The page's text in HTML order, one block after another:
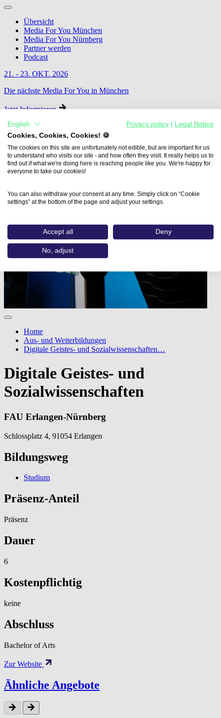
Übersicht
Media For You München
Media For You Nürnberg
Partner werden
Podcast
21. - 23. OKT. 2026
Die nächste Media For You in München
Jetzt Informieren
Home
Aus- und Weiterbildungen
Digitale Geistes- und Sozialwissenschaften…
Digitale Geistes- und
Sozialwissenschaften
FAU Erlangen-Nürnberg
Schlossplatz 4, 91054 Erlangen
Bildungsweg
Studium
Präsenz-Anteil
Präsenz
Dauer
6
Kostenpflichtig
keine
Abschluss
Bachelor of Arts
Zur Website
Ähnliche Angebote
English Privacy policy
Legal Notice
Cookies, Cookies, Cookies! 🍪
The cookies on this site are unfortunately not edible, but are important for us
to understand who visits our site - and how often they visit. It really helps us to
find out if what we're doing here is reaching people like you. We're happy for
everyone to take our cookies!
You can also withdraw your consent at any time. Simply click on “Cookie
settings” at the bottom of the page and adjust your settings.
Accept all Deny
No, adjust